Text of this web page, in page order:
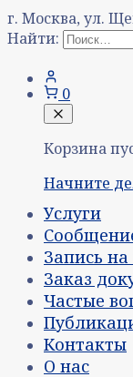
г. Москва, ул.
Найти:
0
Корзина
Начните
Услуги
Запись
Заказ
Частые
Контакты
О нас